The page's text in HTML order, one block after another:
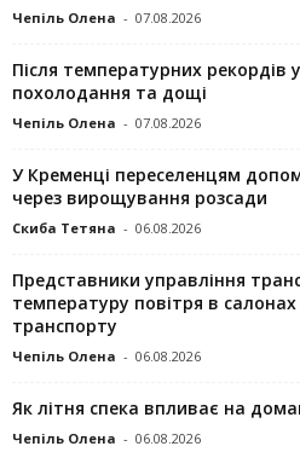
Чепіль Олена - 07.08.2026
Після температурних рекордів
похолодання та дощі
Чепіль Олена - 07.08.2026
У Кременці переселенцям
через вирощування розсади
Скиба Тетяна - 06.08.2026
Представники управління
температуру повітря в
транспорту
Чепіль Олена - 06.08.2026
Як літня спека впливає на
Чепіль Олена - 06.08.2026